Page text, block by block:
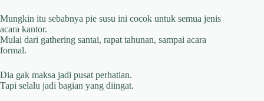
Mungkin itu sebabnya pie susu ini cocok untuk semua jenis
acara kantor.
Mulai dari gathering santai, rapat tahunan, sampai acara
formal.
Dia gak maksa jadi pusat perhatian.
Tapi selalu jadi bagian yang diingat.